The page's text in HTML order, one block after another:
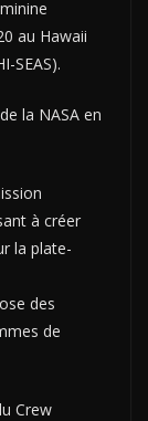
au Hawaii
SEAS).
la NASA en
à créer
la plate-
des
de
Crew